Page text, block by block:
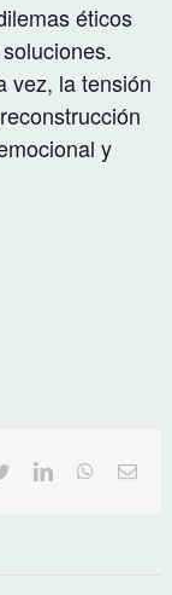
éticos
vez, la tensión
y
TwitterLinkedInWhatsApp
Email